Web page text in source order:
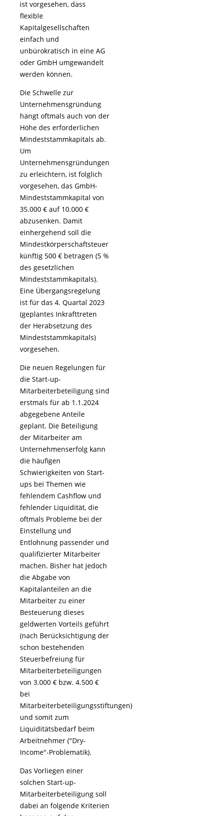
ist vorgesehen, dass
flexible
Kapitalgesellschaften
einfach und
unbürokratisch in eine AG
oder GmbH umgewandelt
werden können.
Die Schwelle zur
Unternehmensgründung
hängt oftmals auch von der
Höhe des erforderlichen
Mindeststammkapitals ab.
Um
Unternehmensgründungen
zu erleichtern, ist folglich
vorgesehen, das GmbH-
Mindeststammkapital von
35.000 € auf 10.000 €
abzusenken. Damit
einhergehend soll die
Mindestkörperschaftsteuer
künftig 500 € betragen (5 %
des gesetzlichen
Mindeststammkapitals).
Eine Übergangsregelung
ist für das 4. Quartal 2023
(geplantes Inkrafttreten
der Herabsetzung des
Mindeststammkapitals)
vorgesehen.
Die neuen Regelungen für
die Start-up-
Mitarbeiterbeteiligung sind
erstmals für ab 1.1.2024
abgegebene Anteile
geplant. Die Beteiligung
der Mitarbeiter am
Unternehmenserfolg kann
die häufigen
Schwierigkeiten von Start-
ups bei Themen wie
fehlendem Cashflow und
fehlender Liquidität, die
oftmals Probleme bei der
Einstellung und
Entlohnung passender und
qualifizierter Mitarbeiter
machen. Bisher hat jedoch
die Abgabe von
Kapitalanteilen an die
Mitarbeiter zu einer
Besteuerung dieses
geldwerten Vorteils geführt
(nach Berücksichtigung der
schon bestehenden
Steuerbefreiung für
Mitarbeiterbeteiligungen
von 3.000 € bzw. 4.500 €
bei
Mitarbeiterbeteiligungsstiftungen)
und somit zum
Liquiditätsbedarf beim
Arbeitnehmer ("Dry-
Income"-Problematik).
Das Vorliegen einer
solchen Start-up-
Mitarbeiterbeteiligung soll
dabei an folgende Kriterien